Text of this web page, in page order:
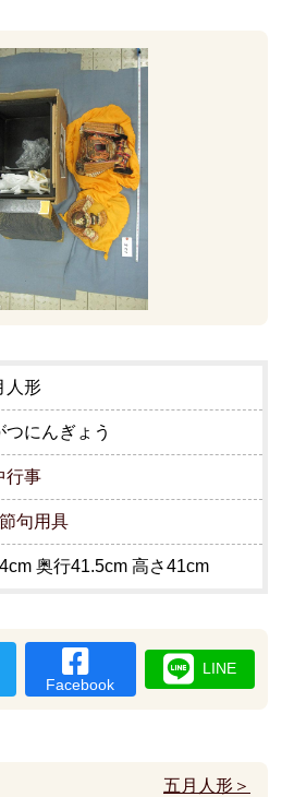
人形
つにんぎょう
行事
句用具
奥行41.5cm 高さ41cm
Facebook
LINE
五月人形＞